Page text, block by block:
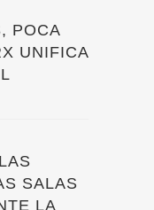
POCA
UNIFICA
SALAS
LA